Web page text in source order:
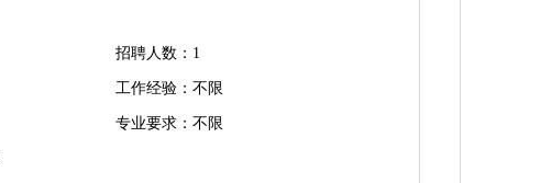
招聘人数：1
工作经验：不限
专业要求：不限